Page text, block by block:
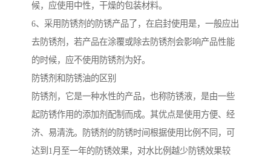
候，应使用中性，干燥的包装材料。
6、采用防锈剂的防锈产品了，在启封使用是，一般应出
去防锈剂，若产品在涂覆或除去防锈剂会影响产品性能
的时候，应不使用防锈剂为好。
防锈剂和防锈油的区别
防锈剂，它是一种水性的产品，也称防锈液，是由一些
起防锈作用的添加剂配制而成。其优点是使用方便、经
济、易清洗。防锈剂的防锈时间根据使用比例不同，可
达到1月至一年的防锈效果，对水比例越少防锈效果较